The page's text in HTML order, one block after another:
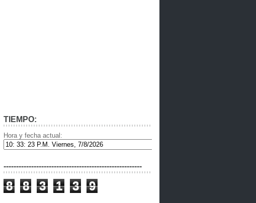
TIEMPO:
Hora y fecha actual:
-------------------------------------------------------
8 8 3 1 3 9